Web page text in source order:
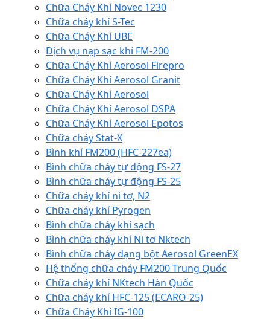
Chữa Cháy Khí Novec 1230
Chữa cháy khí S-Tec
Chữa Cháy Khí UBE
Dịch vụ nạp sạc khí FM-200
Chữa Cháy Khí Aerosol Firepro
Chữa Cháy Khí Aerosol Granit
Chữa Cháy Khí Aerosol
Chữa Cháy Khí Aerosol DSPA
Chữa Cháy Khí Aerosol Epotos
Chữa cháy Stat-X
Bình khí FM200 (HFC-227ea)
Bình chữa cháy tự động FS-27
Bình chữa cháy tự động FS-25
Chữa cháy khí ni tơ, N2
Chữa cháy khí Pyrogen
Bình chữa cháy khí sạch
Bình chữa cháy khí Ni tơ Nktech
Bình chữa cháy dạng bột Aerosol GreenEX
Hệ thống chữa cháy FM200 Trung Quốc
Chữa cháy khí NKtech Hàn Quốc
Chữa cháy khí HFC-125 (ECARO-25)
Chữa Cháy Khí IG-100